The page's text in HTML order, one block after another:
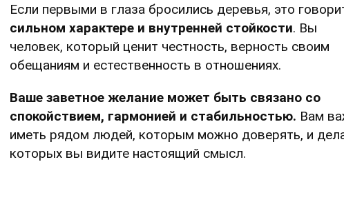
Если первыми в глаза бросились деревья, это
сильном характере и внутренней стойкости. Вы
человек, который ценит честность, верность своим
обещаниям и естественность в отношениях.
Ваше заветное желание может быть связано со
спокойствием, гармонией и стабильностью. Вам
иметь рядом людей, которым можно доверять, и
которых вы видите настоящий смысл.